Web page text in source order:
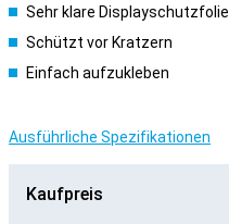
Sehr klare Displayschutzfolie
Schützt vor Kratzern
Einfach aufzukleben
Ausführliche Spezifikationen
Kaufpreis